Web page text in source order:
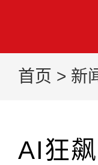
首页 > 新
AI狂